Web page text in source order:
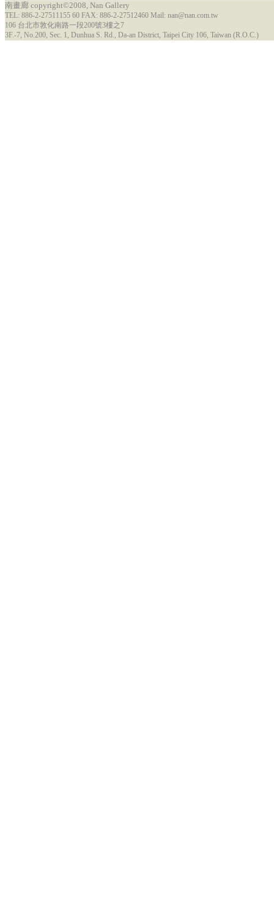
南畫廊 copyright©2008, Nan Gallery
TEL: 886-2-27511155 60 FAX: 886-2-27512460 Mail: nan@nan.com.tw
106 台北市敦化南路一段200號3樓之7
3F.-7, No.200, Sec. 1, Dunhua S. Rd., Da-an District, Taipei City 106, Taiwan (R.O.C.)